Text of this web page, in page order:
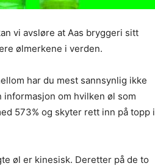
vi avsløre at Aas bryggeri sitt
ølmerkene i verden.
har du mest sannsynlig ikke
om hvilken øl som
573% og skyter rett inn på topp i
øl er kinesisk. Deretter på de to